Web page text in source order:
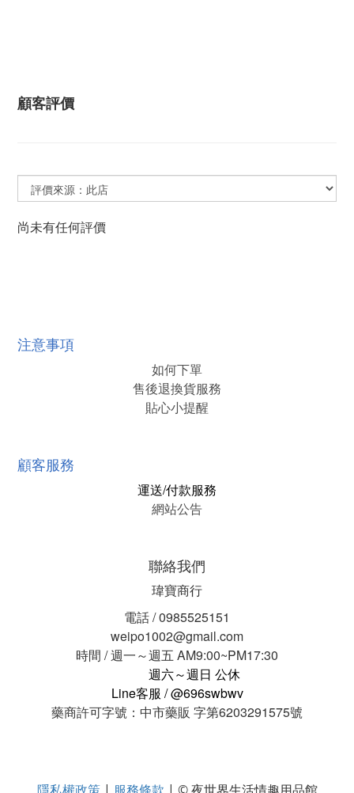
顧客評價
尚未有任何評價
注意事項
如何下單
售後退換貨服務
貼心小提醒
顧客服務
運送/付款服務
網站公告
聯絡我們
瑋寶商行
電話 / 0985525151
weipo1002@gmail.com
時間 / 週一～週五 AM9:00~PM17:30
週六～週日 公休
Line客服 / @696swbwv
藥商許可字號：中市藥販 字第6203291575號